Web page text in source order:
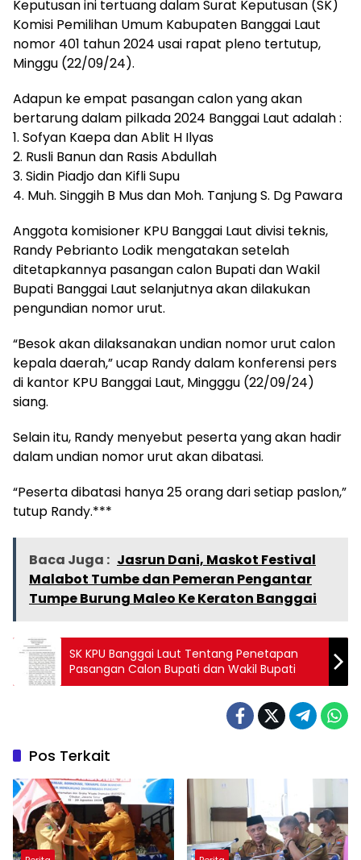
Keputusan ini tertuang dalam Surat Keputusan (SK)
Komisi Pemilihan Umum Kabupaten Banggai Laut
nomor 401 tahun 2024 usai rapat pleno tertutup,
Minggu (22/09/24).
Adapun ke empat pasangan calon yang akan
bertarung dalam pilkada 2024 Banggai Laut adalah :
1. Sofyan Kaepa dan Ablit H Ilyas
2. Rusli Banun dan Rasis Abdullah
3. Sidin Piadjo dan Kifli Supu
4. Muh. Singgih B Mus dan Moh. Tanjung S. Dg Pawara
Anggota komisioner KPU Banggai Laut divisi teknis,
Randy Pebrianto Lodik mengatakan setelah
ditetapkannya pasangan calon Bupati dan Wakil
Bupati Banggai Laut selanjutnya akan dilakukan
pengundian nomor urut.
“Besok akan dilaksanakan undian nomor urut calon
kepala daerah,” ucap Randy dalam konferensi pers
di kantor KPU Banggai Laut, Mingggu (22/09/24)
siang.
Selain itu, Randy menyebut peserta yang akan hadir
dalam undian nomor urut akan dibatasi.
“Peserta dibatasi hanya 25 orang dari setiap paslon,”
tutup Randy.***
Baca Juga : Jasrun Dani, Maskot Festival
Malabot Tumbe dan Pemeran Pengantar
Tumpe Burung Maleo Ke Keraton Banggai
SK KPU Banggai Laut Tentang Penetapan
Pasangan Calon Bupati dan Wakil Bupati
Pos Terkait